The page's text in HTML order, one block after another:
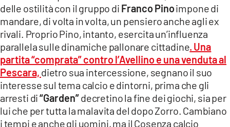
delle ostilità con il gruppo di Franco Pinoimpone di
mandare, di volta in volta, un pensiero anche agli ex
rivali. Proprio Pino, intanto, esercita un’influenza
parallela sulle dinamiche pallonare cittadine. Una
partita “comprata” contro l’Avellino e una venduta al
Pescara, dietro sua intercessione, segnano il suo
interesse sul tema calcio e dintorni, prima che gli
arresti di“Garden”decretino la fine dei giochi, sia per
lui che per tutta la malavita del dopo Zorro. Cambiano
i tempi e anche gli uomini, ma il Cosenza calcio